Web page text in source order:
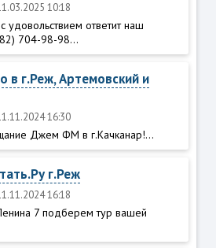
10:18
удовольствием ответит наш
704-98-98...
в г.Реж, Артемовский и
16:30
Джем ФМ в г.Качканар!...
г.Реж
16:18
7 подберем тур вашей